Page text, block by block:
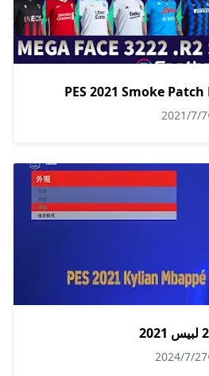
PES 2021 Smoke
2021/7/7
2024/7/27